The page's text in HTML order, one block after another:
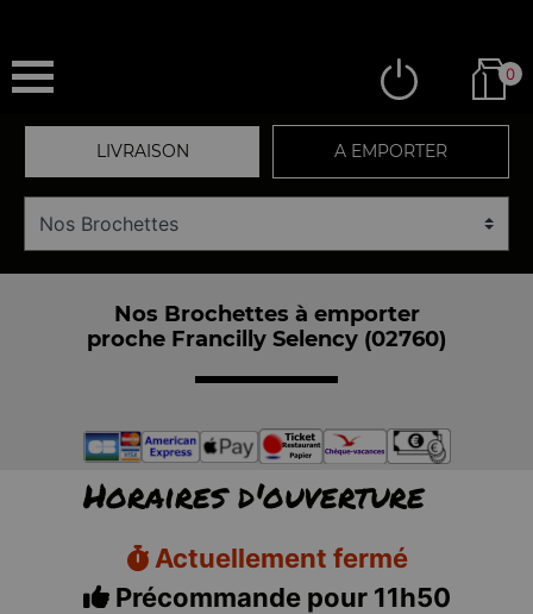
0
LIVRAISON A EMPORTER
Nos Brochettes à emporter
proche Francilly Selency (02760)
Horaires d'ouverture
Actuellement fermé
Précommande pour 11h50